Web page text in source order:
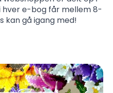
hver e-bog får mellem 8-
kan gå igang med!